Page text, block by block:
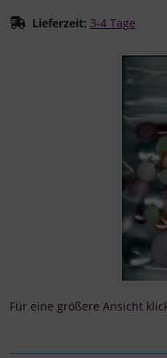
Lieferzeit: 3-4 Tage
Wenn mehr als ein
Für eine größere Ansicht